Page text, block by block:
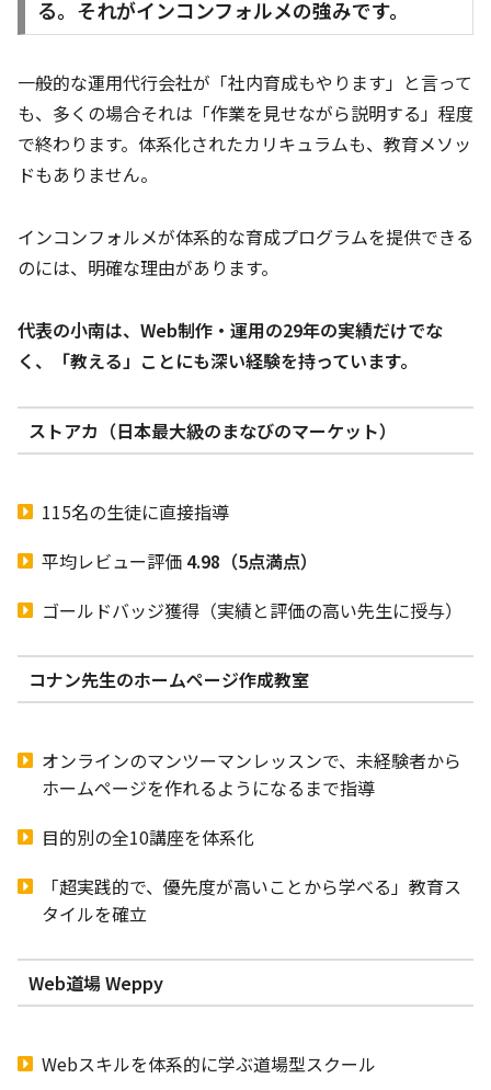
る。それがインコンフォルメの強みです。
一般的な運用代行会社が「社内育成もやります」と言って
も、多くの場合それは「作業を見せながら説明する」程度
で終わります。体系化されたカリキュラムも、教育メソッ
ドもありません。
インコンフォルメが体系的な育成プログラムを提供できる
のには、明確な理由があります。
代表の小南は、Web制作・運用の29年の実績だけでな
く、「教える」ことにも深い経験を持っています。
ストアカ（日本最大級のまなびのマーケット）
115名の生徒に直接指導
平均レビュー評価 4.98（5点満点）
ゴールドバッジ獲得（実績と評価の高い先生に授与）
コナン先生のホームページ作成教室
オンラインのマンツーマンレッスンで、未経験者から
ホームページを作れるようになるまで指導
目的別の全10講座を体系化
「超実践的で、優先度が高いことから学べる」教育ス
タイルを確立
Web道場 Weppy
Webスキルを体系的に学ぶ道場型スクール